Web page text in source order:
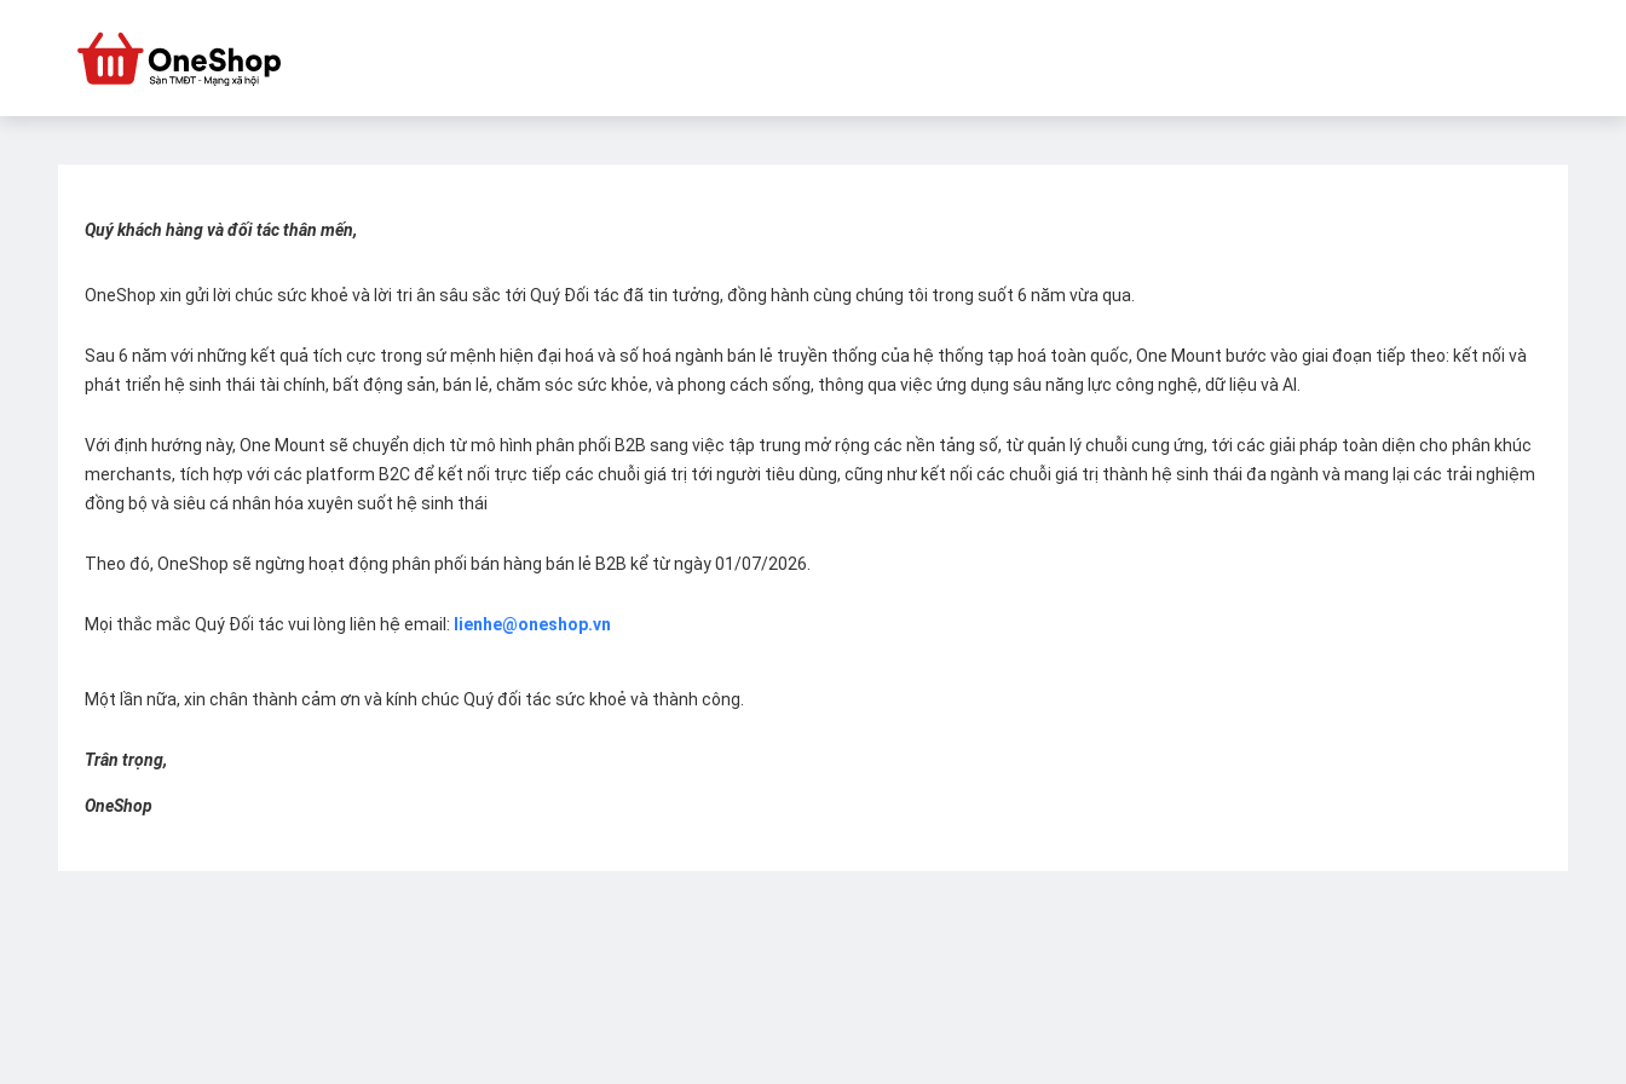
Quý khách hàng và đối tác thân mến,
OneShop xin gửi lời chúc sức khoẻ và lời tri ân sâu sắc tới Quý Đối tác đã tin tưởng, đồng hành cùng chúng tôi trong suốt 6 năm vừa qua.
Sau 6 năm với những kết quả tích cực trong sứ mệnh hiện đại hoá và số hoá ngành bán lẻ truyền thống của hệ thống tạp hoá toàn quốc, One Mount bước vào giai đoạn tiếp theo: kết nối và
phát triển hệ sinh thái tài chính, bất động sản, bán lẻ, chăm sóc sức khỏe, và phong cách sống, thông qua việc ứng dụng sâu năng lực công nghệ, dữ liệu và AI.
Với định hướng này, One Mount sẽ chuyển dịch từ mô hình phân phối B2B sang việc tập trung mở rộng các nền tảng số, từ quản lý chuỗi cung ứng, tới các giải pháp toàn diện cho phân khúc
merchants, tích hợp với các platform B2C để kết nối trực tiếp các chuỗi giá trị tới người tiêu dùng, cũng như kết nối các chuỗi giá trị thành hệ sinh thái đa ngành và mang lại các trải nghiệm
đồng bộ và siêu cá nhân hóa xuyên suốt hệ sinh thái
Theo đó, OneShop sẽ ngừng hoạt động phân phối bán hàng bán lẻ B2B kể từ ngày 01/07/2026.
Mọi thắc mắc Quý Đối tác vui lòng liên hệ email: lienhe@oneshop.vn
Một lần nữa, xin chân thành cảm ơn và kính chúc Quý đối tác sức khoẻ và thành công.
Trân trọng,
OneShop